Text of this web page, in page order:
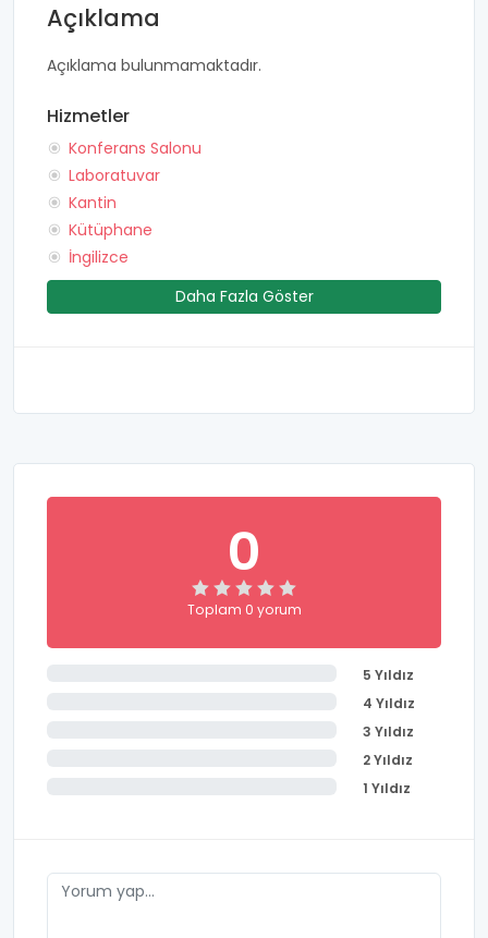
Açıklama
Açıklama bulunmamaktadır.
Hizmetler
Konferans Salonu
Laboratuvar
Kantin
Kütüphane
İngilizce
Daha Fazla Göster
0
Toplam 0 yorum
5 Yıldız
4 Yıldız
3 Yıldız
2 Yıldız
1 Yıldız